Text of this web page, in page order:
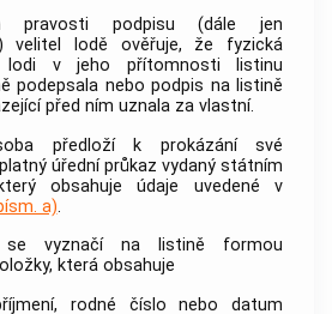
pravosti podpisu (dále jen
velitel lodě ověřuje, že fyzická
v jeho přítomnosti listinu
podepsala nebo podpis na listině
před ním uznala za vlastní.
předloží k prokázání své
úřední průkaz vydaný státním
obsahuje údaje uvedené v
a).
se vyznačí na listině formou
která obsahuje
rodné číslo nebo datum